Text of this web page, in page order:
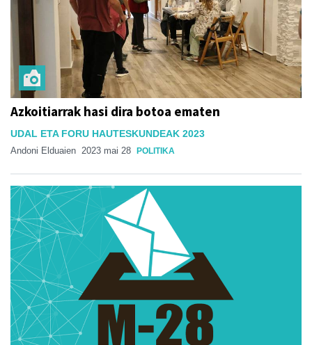
Azkoitiarrak hasi dira botoa ematen
UDAL ETA FORU HAUTESKUNDEAK 2023
Andoni Elduaien 2023 mai 28 POLITIKA